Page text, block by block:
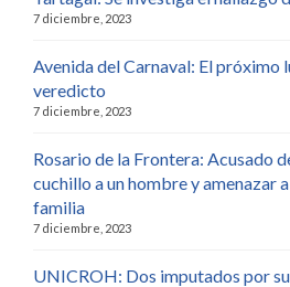
7 diciembre, 2023
Avenida del Carnaval: El próximo
veredicto
7 diciembre, 2023
Rosario de la Frontera: Acusado
cuchillo a un hombre y amenazar
familia
7 diciembre, 2023
UNICROH: Dos imputados por